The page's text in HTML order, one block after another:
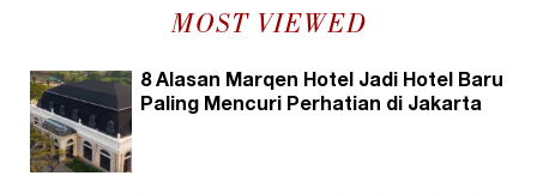
MOST VIEWED
8 Alasan Marqen Hotel Jadi Hotel Baru
Paling Mencuri Perhatian di Jakarta